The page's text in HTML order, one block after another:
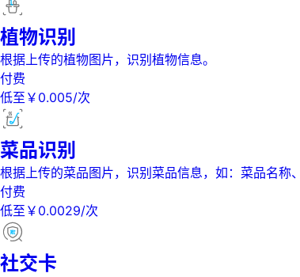
植物识别
根据上传的植物图片，识别植物信息。
付费
低至￥0.005/次
菜品识别
根据上传的菜品图片，识别菜品信息，如：菜品名称
付费
低至￥0.0029/次
社交卡